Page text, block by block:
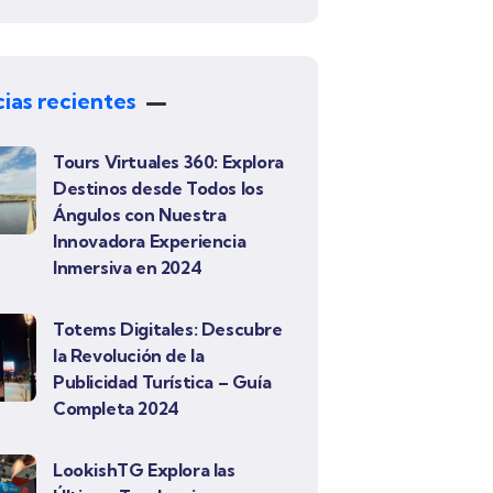
recientes
Tours Virtuales 360: Explora
Destinos desde Todos los
Ángulos con Nuestra
Innovadora Experiencia
Inmersiva en 2024
Totems Digitales: Descubre
la Revolución de la
Publicidad Turística – Guía
Completa 2024
LookishTG Explora las